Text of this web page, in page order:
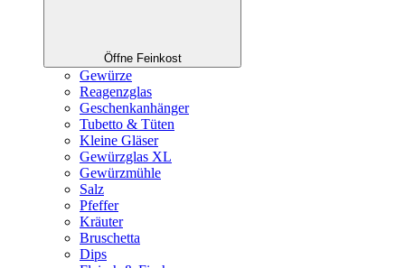
Öffne Feinkost
Gewürze
Reagenzglas
Geschenkanhänger
Tubetto & Tüten
Kleine Gläser
Gewürzglas XL
Gewürzmühle
Salz
Pfeffer
Kräuter
Bruschetta
Dips